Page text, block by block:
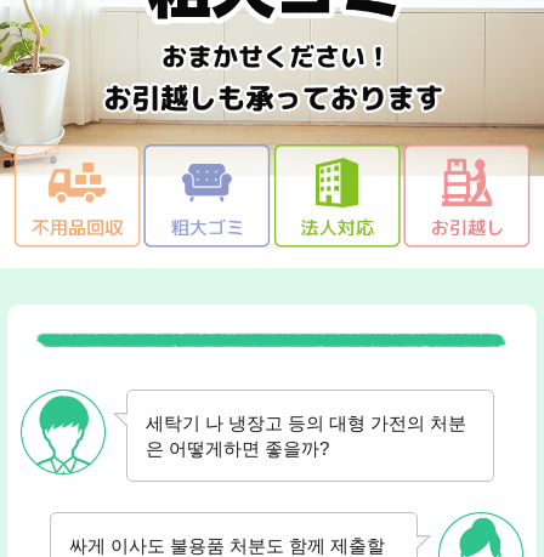
세탁기 나 냉장고 등의 대형 가전의 처분
은 어떻게하면 좋을까?
싸게 이사도 불용품 처분도 함께 제출할